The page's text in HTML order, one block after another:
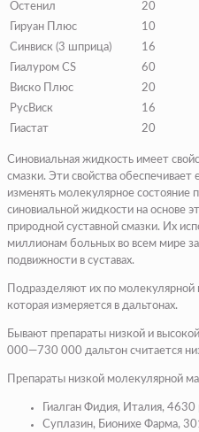
Остенил
20
Гируан Плюс
10
Синвиск (3 шприца)
16
Гиалуром CS
60
Виско Плюс
20
РусВиск
16
Гиастат
20
Синовиальная жидкость имеет
смазки. Эти свойства обеспечивает
изменять молекулярное состояние
синовиальной жидкости на основе
природной суставной смазки. Их
миллионам больных во всем мире
подвижности в суставах.
Подразделяют их по молекулярной
которая измеряется в дальтонах.
Бывают препараты низкой и
000—730 000 дальтон считается
Препараты низкой молекулярной
Гиалган Фидия, Италия,
Суплазин, Бионихе Фарма,